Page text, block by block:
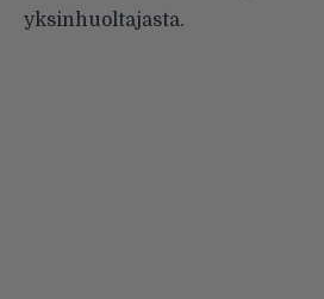
yksinhuoltajasta.